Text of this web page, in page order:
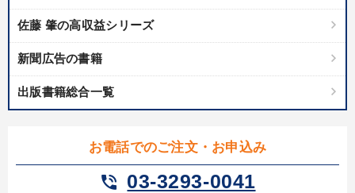
佐藤 肇の高収益シリーズ
新聞広告の書籍
出版書籍総合一覧
お電話でのご注文・お申込み
phone_in_talk 03-3293-0041